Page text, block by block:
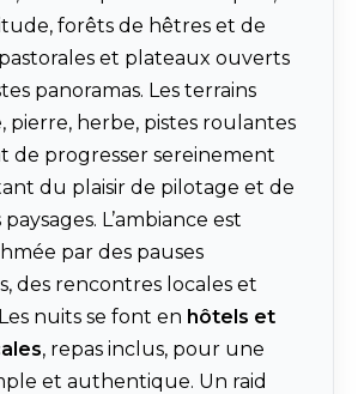
forêts de hêtres et de
et plateaux ouverts
panoramas. Les terrains
pierre, herbe, pistes roulantes
progresser sereinement
du plaisir de pilotage et de
L’ambiance est
par des pauses
des rencontres locales et
Les nuits se font en hôtels et
, repas inclus, pour une
et authentique. Un raid